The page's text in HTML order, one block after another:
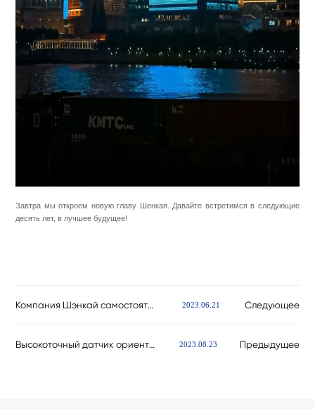
Завтра мы откроем новую главу Шенкая. Давайте встретимся в следующие
десять лет, в лучшее будущее!
Компания Шэнкай самостоятельно разработала новое оборудование для «Глубокого проектирования» ! Карот 2023.06.21 Следующее
Высокоточный датчик ориентации в процессе бурения, самостоятельно разработанный компанией Шэнкай, до 2023.08.23 Предыдущее